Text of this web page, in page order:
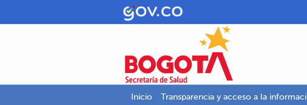
Inicio Transparencia y acceso a la